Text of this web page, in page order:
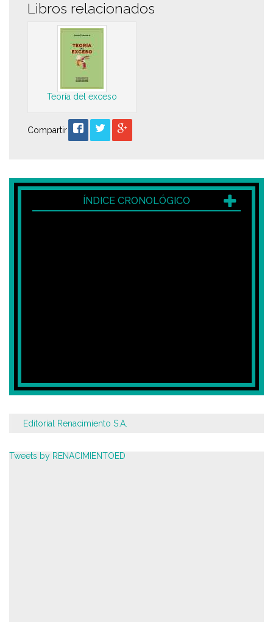
Libros relacionados
Teoría del exceso
Compartir
ÍNDICE CRONOLÓGICO
Editorial Renacimiento S.A.
Tweets by RENACIMIENTOED